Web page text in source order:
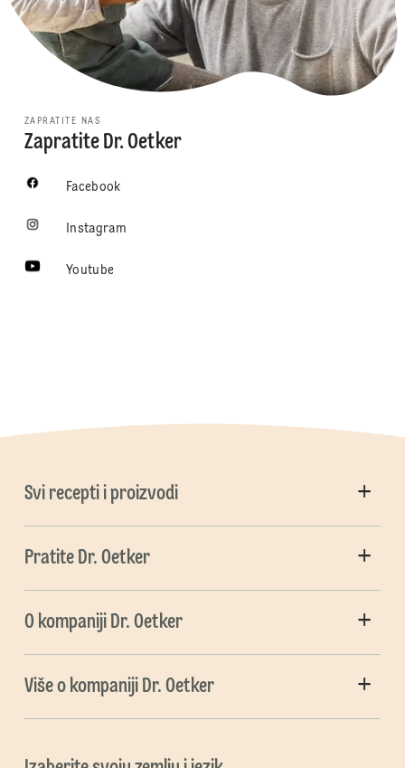
ZAPRATITE NAS
Zapratite Dr. Oetker
Facebook
Instagram
Youtube
Svi recepti i proizvodi
Pratite Dr. Oetker
O kompaniji Dr. Oetker
Više o kompaniji Dr. Oetker